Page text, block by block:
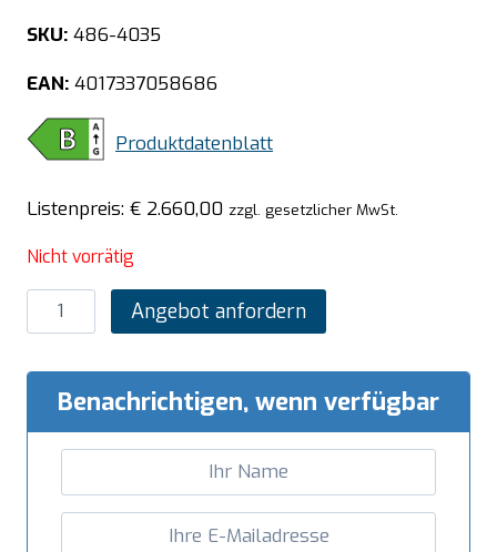
SKU: 486-4035
EAN: 4017337058686
Produktdatenblatt
Listenpreis: € 2.660,00 zzgl. gesetzlicher MwSt.
Nicht vorrätig
SARO
Kühlschrank
Glastür
weiß,
MM5
Angebot anfordern
Benachrichtigen, wenn verfügbar